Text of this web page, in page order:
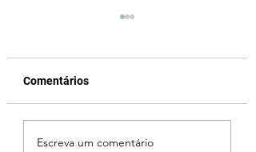
MPMG tenta barrar
Comentários
Escreva um comentário